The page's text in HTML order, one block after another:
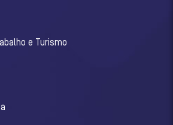
e Turismo